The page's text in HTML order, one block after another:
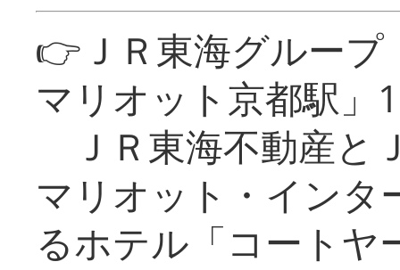
👉ＪＲ東海グルー
マリオット京都駅」
ＪＲ東海不動産と
マリオット・インタ
るホテル「コートヤ